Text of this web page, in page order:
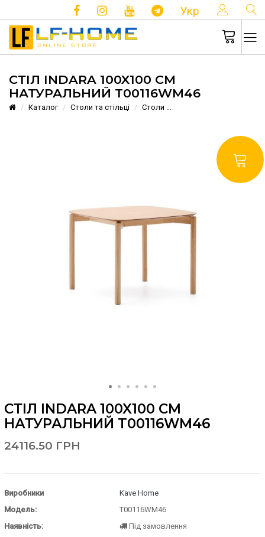
Укр
СТІЛ INDARA 100X100 СМ
НАТУРАЛЬНИЙ T00116WM46
Каталог Столи та стільці Столи
СТІЛ INDARA 100X100 СМ
НАТУРАЛЬНИЙ T00116WM46
24116.50 ГРН
Виробники
Kave Home
Модель:
T00116WM46
Наявність:
Під замовлення